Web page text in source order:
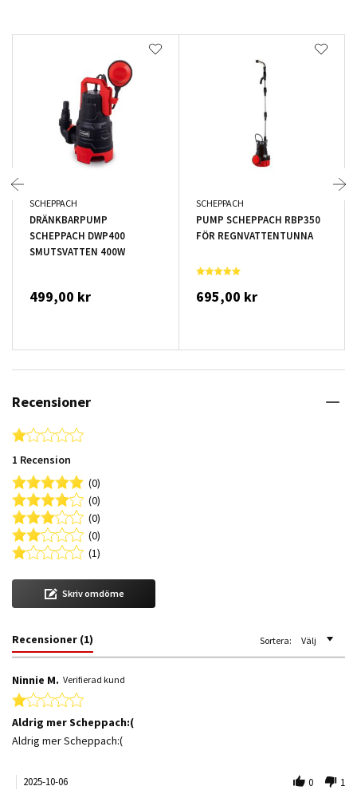
SCHEPPACH
DRÄNKBARPUMP
SCHEPPACH DWP400
SMUTSVATTEN 400W
499,00 kr
SCHEPPACH
PUMP SCHEPPACH RBP350
FÖR REGNVATTENTUNNA
695,00 kr
Recensioner
1.0 star rating
1 Recension
(0)
(0)
(0)
(0)
(1)
Skriv omdöme
Recensioner (1) Sortera: Välj
Ninnie M. Verifierad kund
1.0 star rating
Aldrig mer Scheppach:(
Review by Ninnie M. on 6 Oct 2025
review stating Aldrig mer Scheppach:(
Aldrig mer Scheppach:(
2025-10-06 0 1